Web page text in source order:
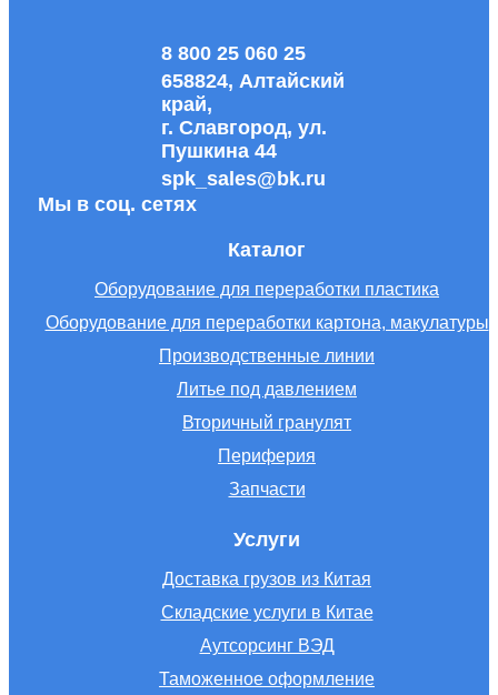
8 800 25 060 25
658824, Алтайский
край,
г. Славгород, ул.
Пушкина 44
spk_sales@bk.ru
Мы в соц. сетях
Каталог
Оборудование для переработки пластика
Оборудование для переработки картона, макулатуры
Производственные линии
Литье под давлением
Вторичный гранулят
Периферия
Запчасти
Услуги
Доставка грузов из Китая
Складские услуги в Китае
Аутсорсинг ВЭД
Таможенное оформление